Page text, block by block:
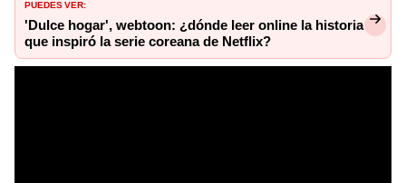
PUEDES VER:
'Dulce hogar', webtoon: ¿dónde leer online la historia
que inspiró la serie coreana de Netflix?